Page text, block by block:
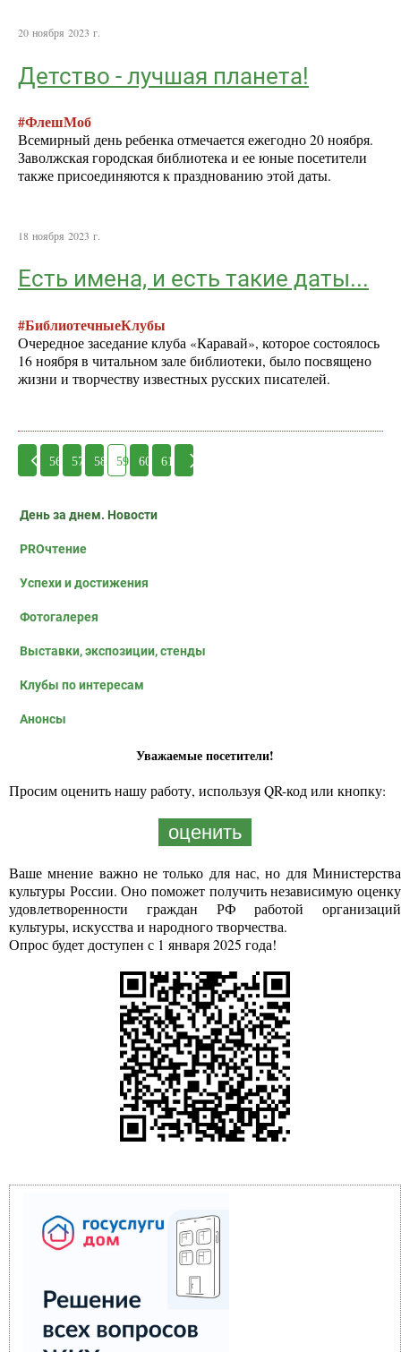
20 ноября 2023 г.
Детство - лучшая планета!
#ФлешМоб
Всемирный день ребенка отмечается ежегодно 20 ноября.
Заволжская городская библиотека и ее юные посетители
также присоединяются к празднованию этой даты.
18 ноября 2023 г.
Есть имена, и есть такие даты...
#БиблиотечныеКлубы
Очередное заседание клуба «Каравай», которое состоялось
16 ноября в читальном зале библиотеки, было посвящено
жизни и творчеству известных русских писателей.
56 57 58 59 60 61
День за днем. Новости
PROчтение
Успехи и достижения
Фотогалерея
Выставки, экспозиции, стенды
Клубы по интересам
Анонсы
Уважаемые посетители!
Просим оценить нашу работу, используя QR-код или кнопку:
оценить
Ваше мнение важно не только для нас, но для Министерства
культуры России. Оно поможет получить независимую оценку
удовлетворенности граждан РФ работой организаций
культуры, искусства и народного творчества.
Опрос будет доступен с 1 января 2025 года!